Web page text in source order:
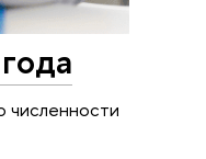
численности